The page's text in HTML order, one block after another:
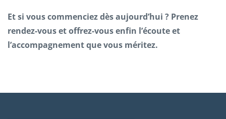
Et si vous commenciez dès aujourd’hui ? Prenez
rendez-vous et offrez-vous enfin l’écoute et
l’accompagnement que vous méritez.